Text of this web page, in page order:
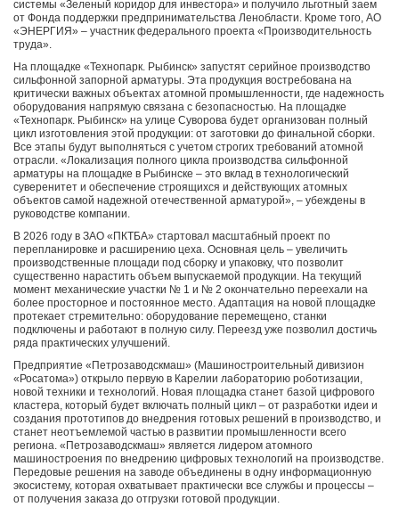
системы «Зеленый коридор для инвестора» и получило льготный заем
от Фонда поддержки предпринимательства Ленобласти. Кроме того, АО
«ЭНЕРГИЯ» – участник федерального проекта «Производительность
труда».
На площадке «Технопарк. Рыбинск» запустят серийное производство
сильфонной запорной арматуры. Эта продукция востребована на
критически важных объектах атомной промышленности, где надежность
оборудования напрямую связана с безопасностью. На площадке
«Технопарк. Рыбинск» на улице Суворова будет организован полный
цикл изготовления этой продукции: от заготовки до финальной сборки.
Все этапы будут выполняться с учетом строгих требований атомной
отрасли. «Локализация полного цикла производства сильфонной
арматуры на площадке в Рыбинске – это вклад в технологический
суверенитет и обеспечение строящихся и действующих атомных
объектов самой надежной отечественной арматурой», – убеждены в
руководстве компании.
В 2026 году в ЗАО «ПКТБА» стартовал масштабный проект по
перепланировке и расширению цеха. Основная цель – увеличить
производственные площади под сборку и упаковку, что позволит
существенно нарастить объем выпускаемой продукции. На текущий
момент механические участки № 1 и № 2 окончательно переехали на
более просторное и постоянное место. Адаптация на новой площадке
протекает стремительно: оборудование перемещено, станки
подключены и работают в полную силу. Переезд уже позволил достичь
ряда практических улучшений.
Предприятие «Петрозаводскмаш» (Машиностроительный дивизион
«Росатома») открыло первую в Карелии лабораторию роботизации,
новой техники и технологий. Новая площадка станет базой цифрового
кластера, который будет включать полный цикл – от разработки идеи и
создания прототипов до внедрения готовых решений в производство, и
станет неотъемлемой частью в развитии промышленности всего
региона. «Петрозаводскмаш» является лидером атомного
машиностроения по внедрению цифровых технологий на производстве.
Передовые решения на заводе объединены в одну информационную
экосистему, которая охватывает практически все службы и процессы –
от получения заказа до отгрузки готовой продукции.